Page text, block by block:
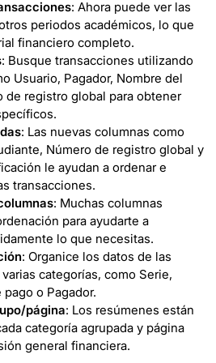
: Ahora puede ver las
periodos académicos, lo que
financiero completo.
: Busque transacciones utilizando
Usuario, Pagador, Nombre del
de registro global para obtener
: Las nuevas columnas como
Número de registro global y
le ayudan a ordenar e
transacciones.
: Muchas columnas
para ayudarte a
lo que necesitas.
: Organice los datos de las
categorías, como Serie,
o Pagador.
página: Los resúmenes están
categoría agrupada y página
general financiera.